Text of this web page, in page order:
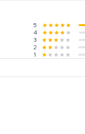
5
4
3
2
1